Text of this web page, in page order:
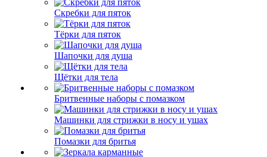
Скребки для пяток
Тёрки для пяток
Шапочки для душа
Щётки для тела
Бритвенные наборы с помазком
Машинки для стрижки в носу и ушах
Помазки для бритья